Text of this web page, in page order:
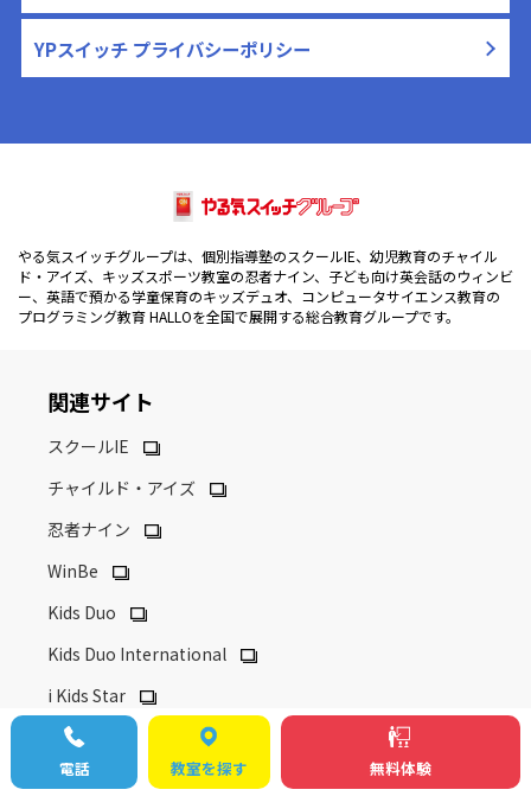
電話 教室を探す 無料体験
YPスイッチ プライバシーポリシー
やる気スイッチグループは、個別指導塾のスクールIE、幼児教育のチャイル
ド・アイズ、キッズスポーツ教室の忍者ナイン、子ども向け英会話のウィンビ
ー、英語で預かる学童保育のキッズデュオ、コンピュータサイエンス教育の
プログラミング教育 HALLOを全国で展開する総合教育グループです。
関連サイト
スクールIE
チャイルド・アイズ
忍者ナイン
WinBe
Kids Duo
Kids Duo International
i Kids Star
プログラミング教育 HALLO
Kids Duo advanced